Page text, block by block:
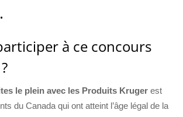
à ce concours
le plein avec les Produits Kruger est
du Canada qui ont atteint l’âge légal de la